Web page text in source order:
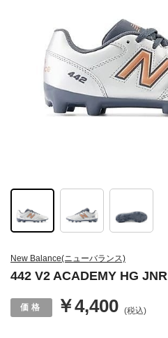
New Balance(ニューバランス)
442 V2 ACADEMY HG JNR
￥4,400 (税込)